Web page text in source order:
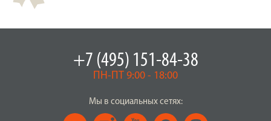
+7 (495) 151-84-38
ПН-ПТ 9:00 - 18:00
Мы в социальных сетях: